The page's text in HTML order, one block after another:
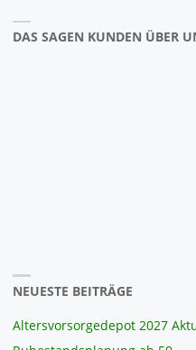
DAS SAGEN KUNDEN ÜBER
NEUESTE BEITRÄGE
Altersvorsorgedepot 2027